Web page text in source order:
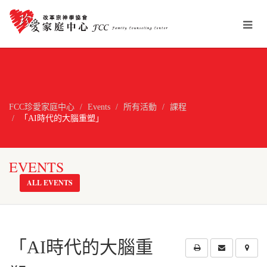
FCC珍愛家庭中心 Events 所有活動
課程
「AI時代的大腦重塑」
EVENTS
ALL EVENTS
「AI時代的大腦重